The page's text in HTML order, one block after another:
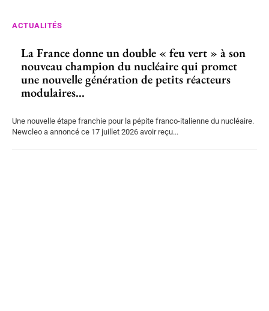
ACTUALITÉS
La France donne un double « feu vert » à son
nouveau champion du nucléaire qui promet
une nouvelle génération de petits réacteurs
modulaires...
Une nouvelle étape franchie pour la pépite franco-italienne du nucléaire.
Newcleo a annoncé ce 17 juillet 2026 avoir reçu...